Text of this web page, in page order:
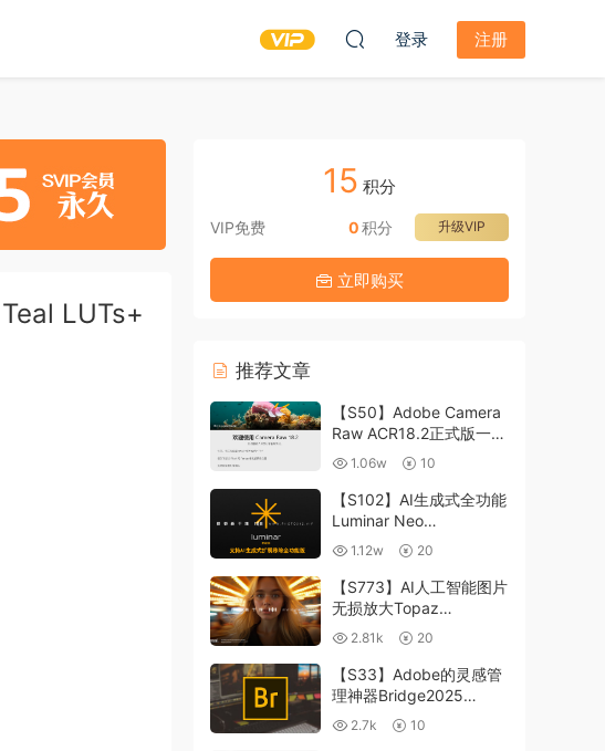
登录 注册
LUTs+
15 积分
VIP免费 升级VIP
0积分
立即购买
推荐文章
【S50】Adobe Camera
Raw ACR18.2正式版一键
升级包 ACR最新升级包
支持WIN和MAC
1.06w 10
【S102】AI生成式全功能
Luminar Neo
1.24.4(x64)超强修图插件
中文版WIN+MAC含400
个预设
1.12w 20
【S773】AI人工智能图片
无损放大Topaz
Gigapixel AI 8.4.0.1b照
片模糊清晰 PS插件+独立
版 WIN/MAC
2.81k 20
【S33】Adobe的灵感管
理神器Bridge2025
15.0.3 WIN系统 右键可
进入ACR
2.7k 10